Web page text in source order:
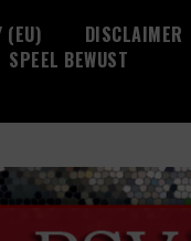
(EU) DISCLAIMER
SPEEL BEWUST